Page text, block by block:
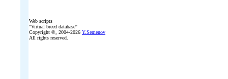
Web scripts
''Virtual breed database''
Copyright ©, 2004-2026 Y.Semenov
All rights reserved.